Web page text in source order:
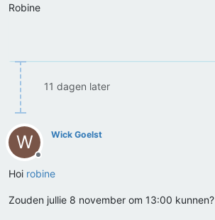
Robine
11 dagen later
W
Offline
Wick Goelst
Hoi robine
Zouden jullie 8 november om 13:00 kunnen?